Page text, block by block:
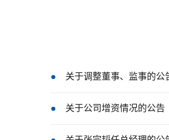
关于调整董事、监事的公
关于公司增资情况的公告